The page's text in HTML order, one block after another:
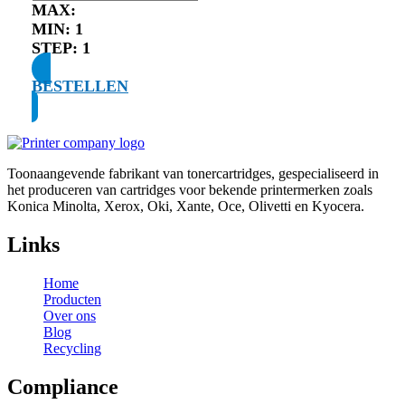
MAX:
MIN: 1
STEP: 1
BESTELLEN
Toonaangevende fabrikant van tonercartridges, gespecialiseerd in
het produceren van cartridges voor bekende printermerken zoals
Konica Minolta, Xerox, Oki, Xante, Oce, Olivetti en Kyocera.
Links
Home
Producten
Over ons
Blog
Recycling
Compliance